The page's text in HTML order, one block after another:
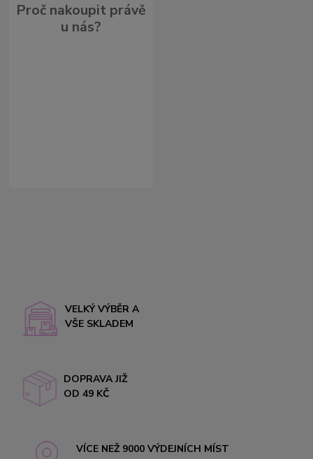
Proč nakoupit právě
u nás?
VELKÝ VÝBĚR A
VŠE SKLADEM
DOPRAVA JIŽ
OD 49 KČ
VÍCE NEŽ 9000 VÝDEJNÍCH MÍST